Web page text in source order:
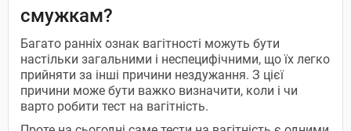
смужкам?
Багато ранніх ознак вагітності можуть бути
настільки загальними і неспецифічними, що їх легко
прийняти за інші причини нездужання. З цієї
причини може бути важко визначити, коли і чи
варто робити тест на вагітність.